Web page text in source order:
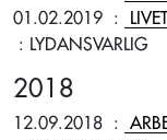
01.02.2019 :
: LYDANSVARLIG
2018
12.09.2018 :